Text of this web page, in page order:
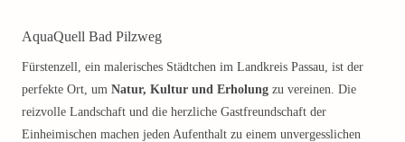
AquaQuell Bad Pilzweg
Fürstenzell, ein malerisches Städtchen im Landkreis Passau, ist der
perfekte Ort, um Natur, Kultur und Erholung zu vereinen. Die
reizvolle Landschaft und die herzliche Gastfreundschaft der
Einheimischen machen jeden Aufenthalt zu einem unvergesslichen